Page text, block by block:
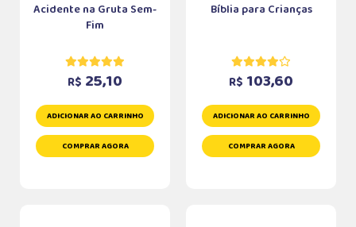
Acidente na Gruta Sem-
Fim
R$ 25,10
ADICIONAR AO CARRINHO
COMPRAR AGORA
Bíblia para Crianças
R$ 103,60
ADICIONAR AO CARRINHO
COMPRAR AGORA